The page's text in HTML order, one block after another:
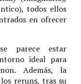
todos ellos
en ofrecer
parece estar
ideal para
Además, la
reruns, tras su